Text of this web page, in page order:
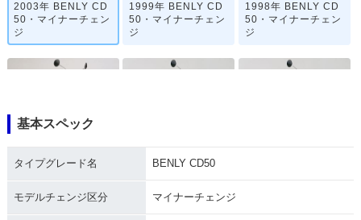
2003年 BENLY CD
50・マイナーチェン
ジ
1999年 BENLY CD
50・マイナーチェン
ジ
1998年 BENLY CD
50・マイナーチェン
ジ
50・マイナーチェン
50・マイナーチェン
基本スペック
タイプグレード名 BENLY CD50
モデルチェンジ区分 マイナーチェンジ